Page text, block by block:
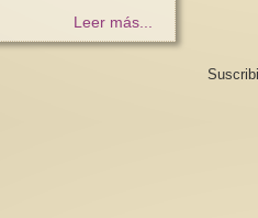
Leer más...